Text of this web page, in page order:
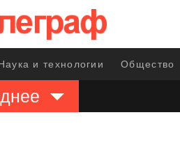
и технологии Общество